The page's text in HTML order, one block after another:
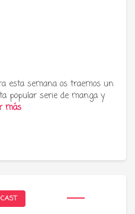
esta semana os traemos un
popular serie de manga y
más